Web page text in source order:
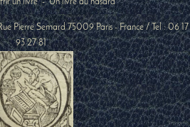
un livre-Un livre au hasard
Pierre Semard 75009 Paris-France / Tel :06 17
93 27 81